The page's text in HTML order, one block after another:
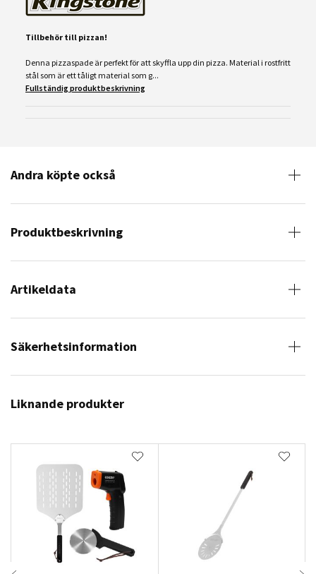
Tillbehör till pizzan!
Denna pizzaspade är perfekt för att skyffla upp din pizza. Material i rostfritt
stål som är ett tåligt material som g...
Fullständig produktbeskrivning
Andra köpte också
Produktbeskrivning
Artikeldata
Säkerhetsinformation
Liknande produkter